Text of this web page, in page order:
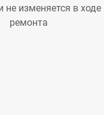
не изменяется в ходе
ремонта